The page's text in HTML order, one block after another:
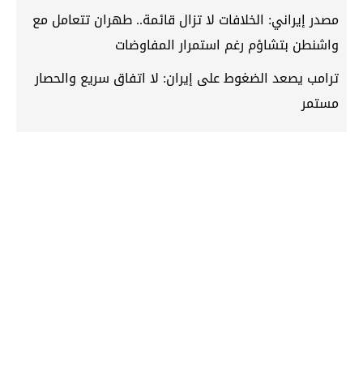
مصدر إيراني: الخلافات لا تزال قائمة.. طهران تتعامل مع
واشنطن بتشاؤم رغم استمرار المفاوضات
ترامب يصعد الضغوط على إيران: لا اتفاق سريع والحصار
مستمر